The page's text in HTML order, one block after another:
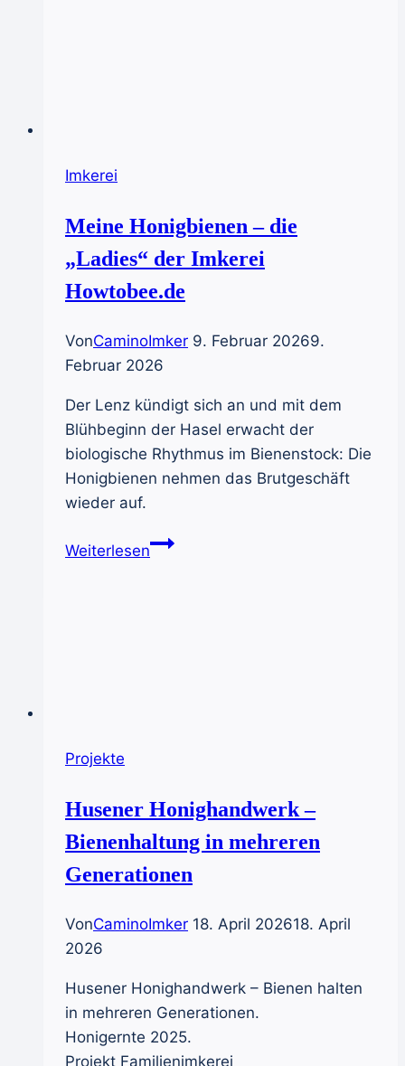
Imkerei
Meine Honigbienen – die
„Ladies“ der Imkerei
Howtobee.de
VonCaminoImker 9. Februar 20269.
Februar 2026
Der Lenz kündigt sich an und mit dem
Blühbeginn der Hasel erwacht der
biologische Rhythmus im Bienenstock: Die
Honigbienen nehmen das Brutgeschäft
wieder auf.
WeiterlesenMeine
Projekte
Husener Honighandwerk –
Bienenhaltung in mehreren
Generationen
VonCaminoImker 18. April 202618. April
2026
Husener Honighandwerk – Bienen halten
in mehreren Generationen.
Honigernte 2025.
Projekt Familienimkerei